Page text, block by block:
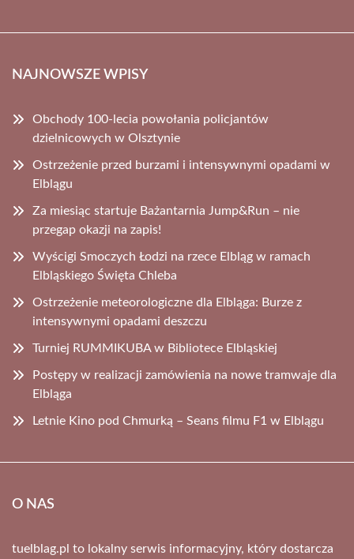
NAJNOWSZE WPISY
Obchody 100-lecia powołania policjantów
dzielnicowych w Olsztynie
Ostrzeżenie przed burzami i intensywnymi opadami w
Elblągu
Za miesiąc startuje Bażantarnia Jump&Run – nie
przegap okazji na zapis!
Wyścigi Smoczych Łodzi na rzece Elbląg w ramach
Elbląskiego Święta Chleba
Ostrzeżenie meteorologiczne dla Elbląga: Burze z
intensywnymi opadami deszczu
Turniej RUMMIKUBA w Bibliotece Elbląskiej
Postępy w realizacji zamówienia na nowe tramwaje dla
Elbląga
Letnie Kino pod Chmurką – Seans filmu F1 w Elblągu
O NAS
tuelblag.pl to lokalny serwis informacyjny, który dostarcza